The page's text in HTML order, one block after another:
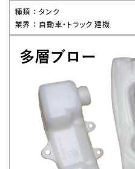
種類 ： タンク
業界 ： 自動車・トラック 建機